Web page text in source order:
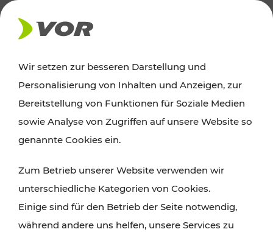
AKTUELLES
News
Alle wichtigen Meldungen zu Fahrplanänderungen,
finden Sie hier im Überblick.
Wir setzen zur besseren Darstellung und
Personalisierung von Inhalten und Anzeigen, zur
Bereitstellung von Funktionen für Soziale Medien
sowie Analyse von Zugriffen auf unsere Website so
genannte Cookies ein.
Zum Betrieb unserer Website verwenden wir
unterschiedliche Kategorien von Cookies.
Einige sind für den Betrieb der Seite notwendig,
während andere uns helfen, unsere Services zu